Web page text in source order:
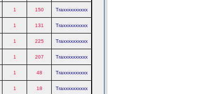
1 150 Traxxxxxxxxxx
1 131 Traxxxxxxxxxx
1 225 Traxxxxxxxxxx
1 207 Traxxxxxxxxxx
1 48 Traxxxxxxxxxx
1 18 Traxxxxxxxxxx